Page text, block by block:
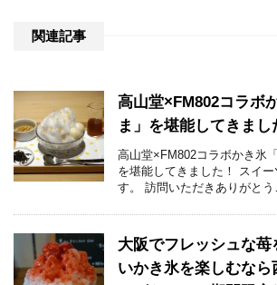
関連記事
高山堂×FM802コラボ
ま」を堪能してきまし
高山堂×FM802コラボかき氷
を堪能してきました！ スイ
す。 訪問いただきありがとう
大阪でフレッシュな苺
いかき氷を楽しむな